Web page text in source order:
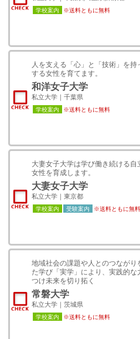
学校案内 ※送料ともに無料
人を支える「心」と「技術」を持
する女性を育てます。
和洋女子大学
私立大学｜千葉県
学校案内 ※送料ともに無料
大妻女子大学は学び働き続ける自
女性を育成します。
大妻女子大学
私立大学｜東京都
学校案内 受験案内 ※送料ともに無料
地域社会の課題や人とのつながり
た学び「実学」により、実践的な
つけ未来を切り拓く
常磐大学
私立大学｜茨城県
学校案内 ※送料ともに無料